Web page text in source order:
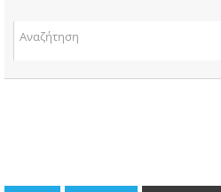
ΤΟΠΙΚΑ ΝΕΑ
τσιγάρα βρέθηκαν σε